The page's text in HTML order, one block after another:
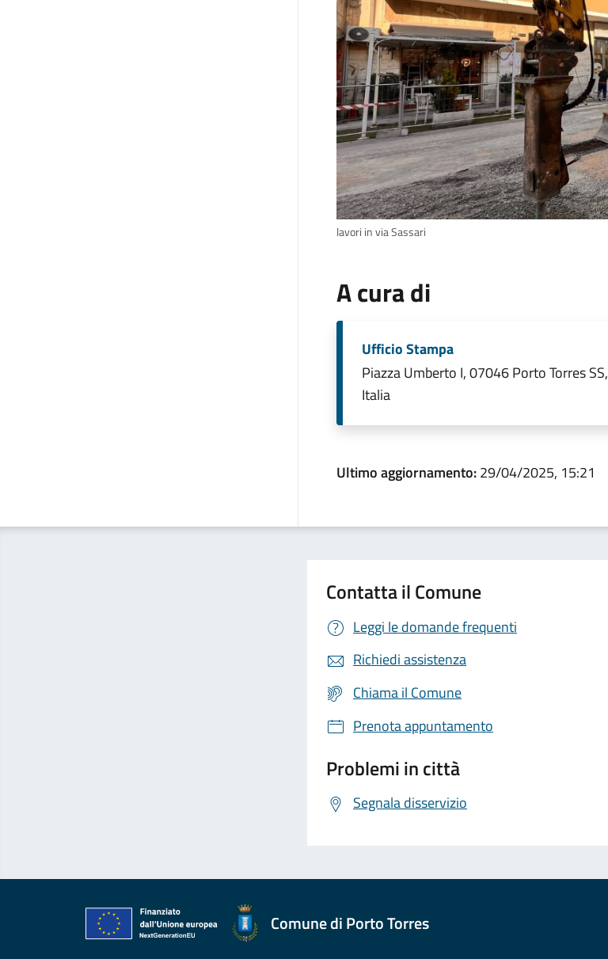
lavori in via Sassari
A cura di
Ufficio Stampa
Piazza Umberto I, 07046 Porto Torres SS,
Italia
Ultimo aggiornamento:29/04/2025, 15:21
Contatta il Comune
Leggi le domande frequenti
Richiedi assistenza
Chiama il Comune
Prenota appuntamento
Problemi in città
Segnala disservizio
Comune di Porto Torres